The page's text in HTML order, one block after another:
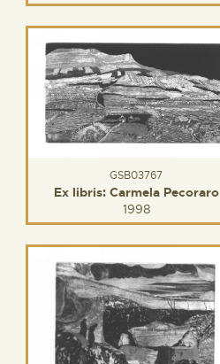
GSB03767
Ex libris: Carmela Pecoraro
1998